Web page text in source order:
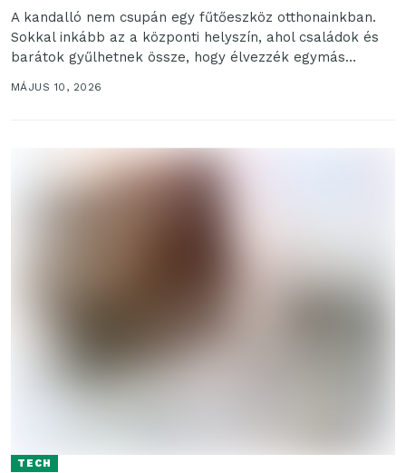
A kandalló nem csupán egy fűtőeszköz otthonainkban.
Sokkal inkább az a központi helyszín, ahol családok és
barátok gyűlhetnek össze, hogy élvezzék egymás
társaságát....
MÁJUS 10, 2026
TECH